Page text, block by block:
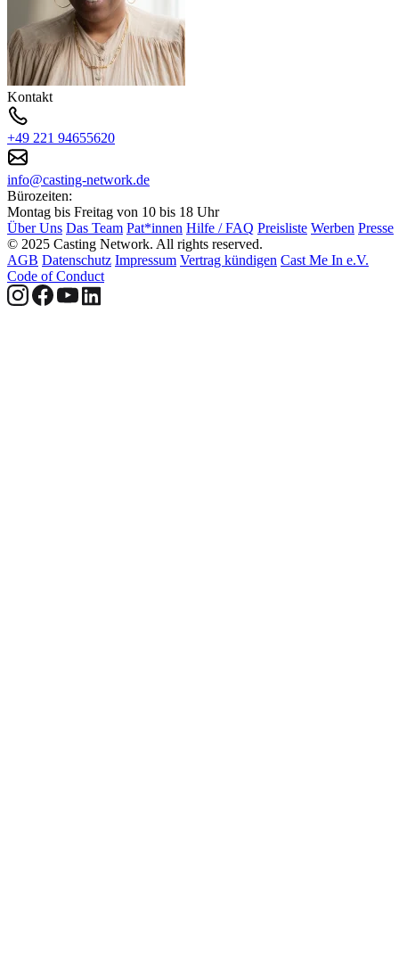
Kontakt
+49 221 94655620
info@casting-network.de
Bürozeiten:
Montag bis Freitag von 10 bis 18 Uhr
Über Uns Das Team Pat*innen Hilfe / FAQ Preisliste Werben Presse
© 2025 Casting Network. All rights reserved.
AGB Datenschutz Impressum Vertrag kündigen Cast Me In e.V.
Code of Conduct